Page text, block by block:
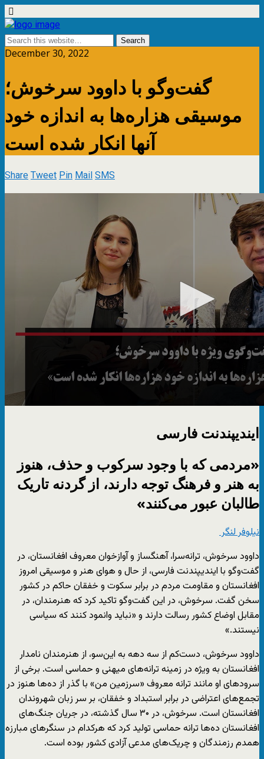
December 30, 2022
گفت‌وگو با داوود سرخوش؛
موسیقی هزاره‌ها به اندازه خود
آنها انکار شده است
ShareTweetPinMailSMS
ایندیپندنت فارسی
«مردمی که با وجود سرکوب و حذف، هنوز
به هنر و فرهنگ توجه دارند، از گردنه تاریک
طالبان عبور می‌کنند»
نیلوفر لنگر
داوود سرخوش، ترانه‌سرا، آهنگساز و آوازخوان معروف افغانستان، در
گفت‌وگو با ایندیپندنت فارسی، از حال و هوای هنر و موسیقی امروز
افغانستان و مقاومت مردم در برابر سکوت و خفقان حاکم در کشور
سخن گفت. سرخوش، در این گفت‌وگو تاکید کرد که هنرمندان، در
مقابل اوضاع کشور رسالت دارند و «نباید وانمود کنند که سیاسی
نیستند.»
داوود سرخوش، دست‌کم از سه دهه به این‌سو، از هنرمندان نامدار
افغانستان به ویژه در زمینه ترانه‌های میهنی و حماسی است. برخی از
سرودهای او مانند ترانه معروف «سرزمین من» با گذر از ده‌ها هنوز در
تجمع‌های اعتراضی در برابر استبداد و خفقان، بر سر زبان شهروندان
افغانستان است. سرخوش، در ۳۰ سال گذشته، در جریان جنگ‌های
افغانستان ده‌ها ترانه حماسی تولید کرد که هرکدام در سنگرهای مبارزه
همدم رزمندگان و چریک‌های مدعی آزادی کشور بوده است.